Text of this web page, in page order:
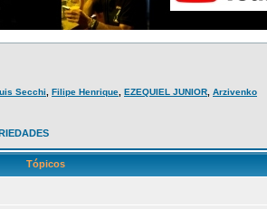
Secchi Filipe Henrique EZEQUIEL JUNIOR Arzivenko
Tópicos